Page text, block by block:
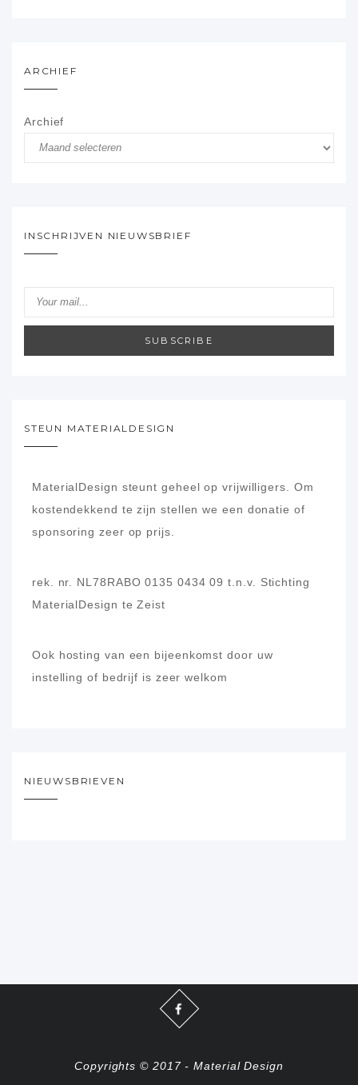
ARCHIEF
Archief
INSCHRIJVEN NIEUWSBRIEF
SUBSCRIBE
STEUN MATERIALDESIGN
MaterialDesign steunt geheel op vrijwilligers.
Om
kostendekkend te zijn stellen we een donatie of
sponsoring zeer op prijs.
rek. nr. NL78RABO 0135 0434 09 t.n.v. Stichting
MaterialDesign te Zeist
Ook hosting van een bijeenkomst door uw
instelling of bedrijf is zeer welkom
NIEUWSBRIEVEN
Copyrights © 2017 - Material Design